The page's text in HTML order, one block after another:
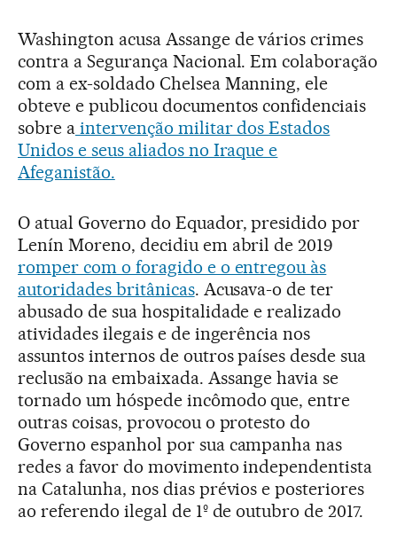
Washington acusa Assange de vários crimes
contra a Segurança Nacional. Em colaboração
com a ex-soldado Chelsea Manning, ele
obteve e publicou documentos confidenciais
sobre aintervenção militar dos Estados
Unidos e seus aliados no Iraque e
Afeganistão.
O atual Governo do Equador, presidido por
Lenín Moreno, decidiu em abril de 2019
romper com o foragido e o entregou às
autoridades britânicas. Acusava-o de ter
abusado de sua hospitalidade e realizado
atividades ilegais e de ingerência nos
assuntos internos de outros países desde sua
reclusão na embaixada. Assange havia se
tornado um hóspede incômodo que, entre
outras coisas, provocou o protesto do
Governo espanhol por sua campanha nas
redes a favor do movimento independentista
na Catalunha, nos dias prévios e posteriores
ao referendo ilegal de 1º de outubro de 2017.